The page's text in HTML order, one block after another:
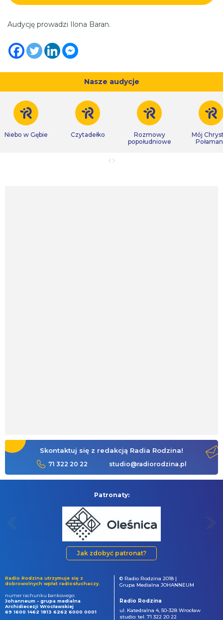
Audycję prowadzi Ilona Baran.
Nasze audycje
Niebo w Gębie Czytadełko
Rozmowy
popołudniowe
Mój
Skontaktuj się z redakcją Radia Rodzina!
71 322 20 22 studio@radiorodzina.pl
Patronaty:
Jak zdobyć patronat?
Radio Rodzina utrzymuje się z
dobrowolnych wpłat radiosłuchaczy.
numer rachunku bankowego:
Johanneum - grupa medialna
Archidiecezji Wrocławskiej
69 1600 1462 1813 6262 6000 0001
© Radio Rodzina 2018 |
Grupa Medialna JOHANNEUM
Radio Rodzina
ul. Katedralna 4, 50-328 Wrocław
studio: tel. 71 322 20 22